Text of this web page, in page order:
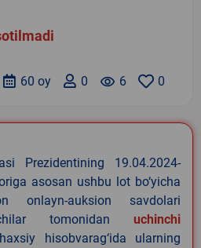
0
remove_red_eye 6
0
60 oy
Prezidentining 19.04.2024-
asosan ushbu lot bo‘yicha
onlayn-auksion savdolari
tomonidan uchinchi
hisobvarag‘ida ularning